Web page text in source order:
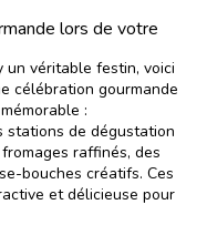
lors de votre
un véritable festin, voici
célébration gourmande
:
stations de dégustation
raffinés, des
bouches créatifs. Ces
et délicieuse pour